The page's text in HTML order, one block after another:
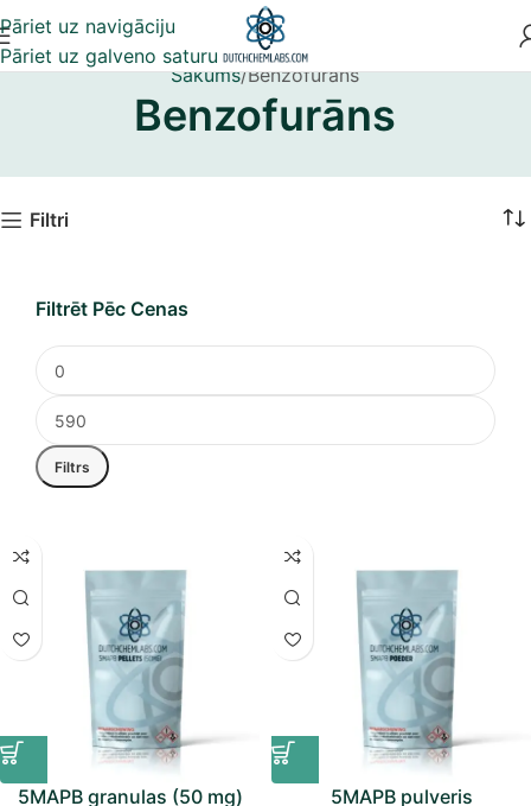
Pāriet uz navigāciju
Pāriet uz galveno saturu
Sākums Benzofurāns
Benzofurāns
Filtri
Filtrēt Pēc Cenas
Filtrs
5MAPB granulas (50 mg) 5MAPB pulveris